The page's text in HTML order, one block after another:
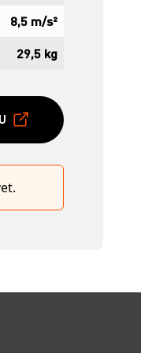
8,5 m/s²
29,5 kg